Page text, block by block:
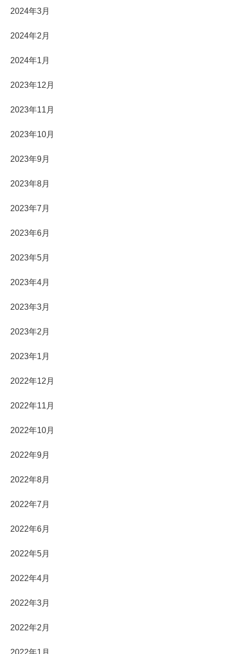
2024年3月
2024年2月
2024年1月
2023年12月
2023年11月
2023年10月
2023年9月
2023年8月
2023年7月
2023年6月
2023年5月
2023年4月
2023年3月
2023年2月
2023年1月
2022年12月
2022年11月
2022年10月
2022年9月
2022年8月
2022年7月
2022年6月
2022年5月
2022年4月
2022年3月
2022年2月
2022年1月